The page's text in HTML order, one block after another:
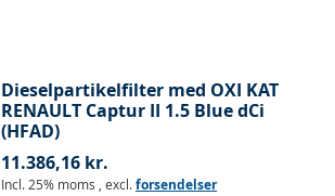
Dieselpartikelfilter med OXI KAT
RENAULT Captur II 1.5 Blue dCi
(HFAD)
11.386,16 kr.
Incl. 25% moms , excl.forsendelser